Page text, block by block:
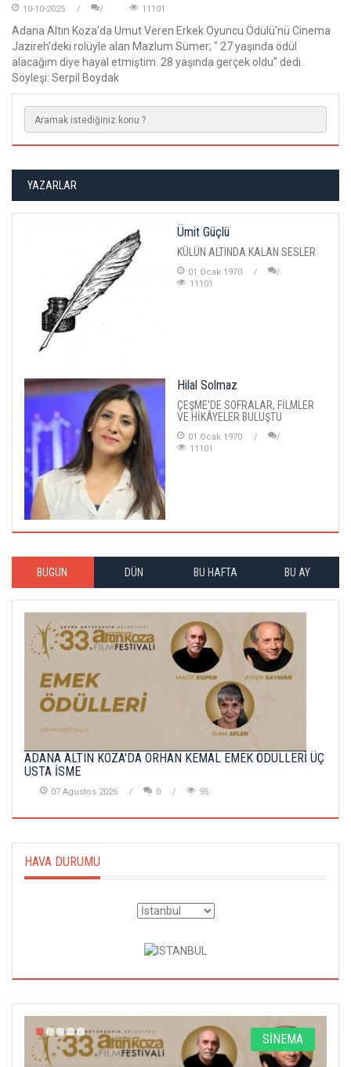
10-10-2025 11101
Adana Altın Koza'da Umut Veren Erkek Oyuncu Ödülü'nü Cinema
Jazireh'deki rolüyle alan Mazlum Sümer; " 27 yaşında ödül
alacağım diye hayal etmiştim. 28 yaşında gerçek oldu" dedi.
Söyleşi: Serpil Boydak
YAZARLAR
Ümit Güçlü
KÜLÜN ALTINDA KALAN SESLER
01 Ocak 1970
11101
Hilal Solmaz
ÇEŞME'DE SOFRALAR, FİLMLER
VE HİKÂYELER BULUŞTU
01 Ocak 1970
11101
BUGÜN DÜN BU HAFTA BU AY
ADANA ALTIN KOZA'DA ORHAN KEMAL EMEK ÖDÜLLERİ ÜÇ
USTA İSME
07 Agustos 2026 0 95
HAVA DURUMU
SİNEMA